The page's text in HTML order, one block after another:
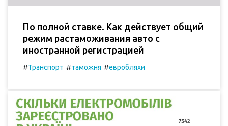
По полной ставке. Как действует общий
режим растаможивания авто с
иностранной регистрацией
#Транспорт #таможня #евробляхи